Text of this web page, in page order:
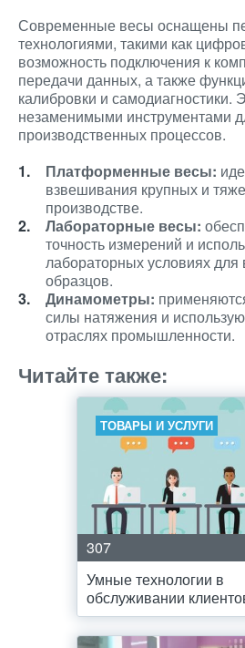
Современные весы оснащены
технологиями, такими как
возможность подключения к
передачи данных, а также
калибровки и самодиагностики.
незаменимыми инструментами
производственных процессов.
Платформенные весы:
взвешивания крупных и
производстве.
Лабораторные весы:
точность измерений и
лабораторных условиях
образцов.
Динамометры:
силы натяжения и
отраслях промышленности.
Читайте также:
ТОВАРЫ И УСЛУГИ
307
Умные технологии в
обслуживании